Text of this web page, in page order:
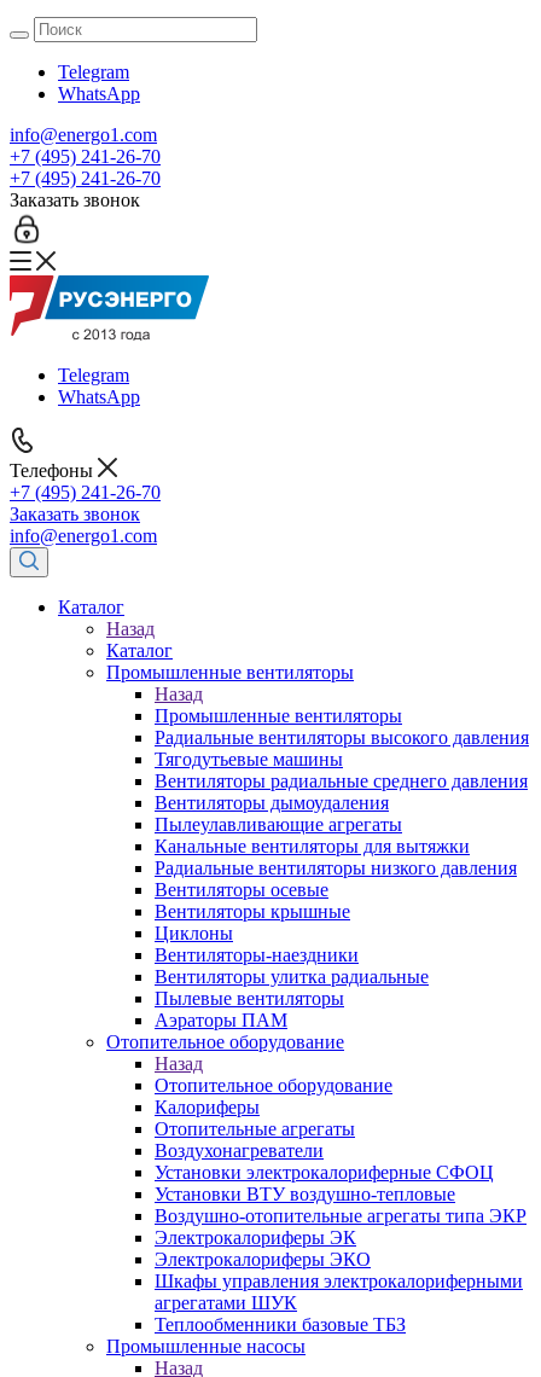
Telegram
WhatsApp
info@energo1.com
+7 (495) 241-26-70
+7 (495) 241-26-70
Заказать звонок
Telegram
WhatsApp
Телефоны
+7 (495) 241-26-70
Заказать звонок
info@energo1.com
Каталог
Назад
Каталог
Промышленные вентиляторы
Назад
Промышленные вентиляторы
Радиальные вентиляторы высокого давления
Тягодутьевые машины
Вентиляторы радиальные среднего давления
Вентиляторы дымоудаления
Пылеулавливающие агрегаты
Канальные вентиляторы для вытяжки
Радиальные вентиляторы низкого давления
Вентиляторы осевые
Вентиляторы крышные
Циклоны
Вентиляторы-наездники
Вентиляторы улитка радиальные
Пылевые вентиляторы
Аэраторы ПАМ
Отопительное оборудование
Назад
Отопительное оборудование
Калориферы
Отопительные агрегаты
Воздухонагреватели
Установки электрокалориферные СФОЦ
Установки ВТУ воздушно-тепловые
Воздушно-отопительные агрегаты типа ЭКР
Электрокалориферы ЭК
Электрокалориферы ЭКО
Шкафы управления электрокалориферными
агрегатами ШУК
Теплообменники базовые ТБЗ
Промышленные насосы
Назад